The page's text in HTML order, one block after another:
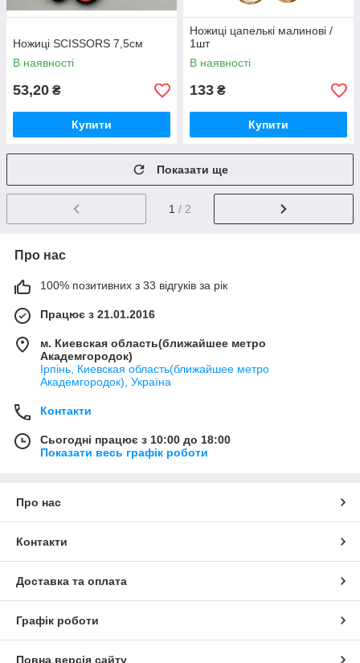
Ножиці SCISSORS 7,5см
В наявності
53,20 ₴
Купити
Ножиці цапелькі малинові /
1шт
В наявності
133 ₴
Купити
Показати ще
1 / 2
Про нас
100% позитивних з 33 відгуків за рік
Працює з 21.01.2016
м. Киевская область(ближайшее метро
Академгородок)
Ірпінь, Киевская область(ближайшее метро
Академгородок), Україна
Контакти
Сьогодні працює з 10:00 до 18:00
Показати весь графік роботи
Про нас
Контакти
Доставка та оплата
Графік роботи
Повна версія сайту